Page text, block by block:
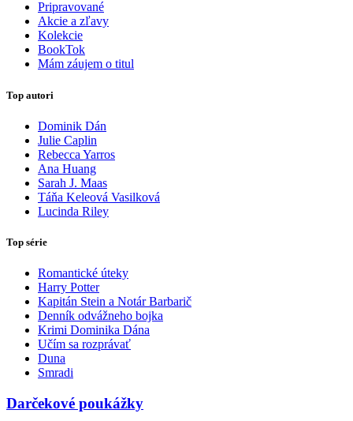
Pripravované
Akcie a zľavy
Kolekcie
BookTok
Mám záujem o titul
Top autori
Dominik Dán
Julie Caplin
Rebecca Yarros
Ana Huang
Sarah J. Maas
Táňa Keleová Vasilková
Lucinda Riley
Top série
Romantické úteky
Harry Potter
Kapitán Stein a Notár Barbarič
Denník odvážneho bojka
Krimi Dominika Dána
Učím sa rozprávať
Duna
Smradi
Darčekové poukážky